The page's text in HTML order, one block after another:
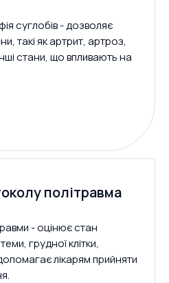
суглобів - дозволяє
такі як артрит, артроз,
стани, що впливають на
політравма
- оцінює стан
грудної клітки,
лікарям прийняти